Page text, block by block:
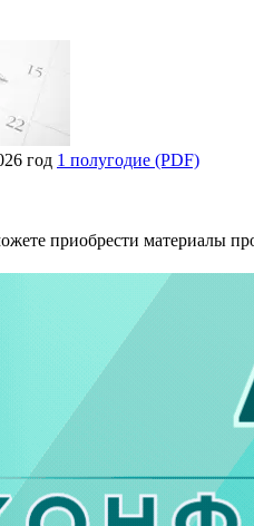
год 1 полугодие (PDF)
приобрести материалы